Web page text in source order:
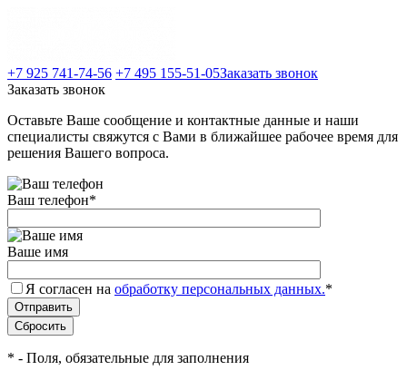
+7 925 741-74-56 +7 495 155-51-05Заказать звонок
Заказать звонок
Оставьте Ваше сообщение и контактные данные и наши
специалисты свяжутся с Вами в ближайшее рабочее время для
решения Вашего вопроса.
Ваш телефон*
Ваше имя
Я согласен на обработку персональных данных.*
* - Поля, обязательные для заполнения